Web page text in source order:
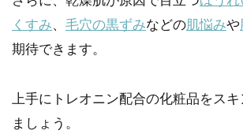
くすみ、 毛穴の黒ずみなどの肌悩みや
期待できます。
上手にトレオニン配合の化粧品をス
ましょう。